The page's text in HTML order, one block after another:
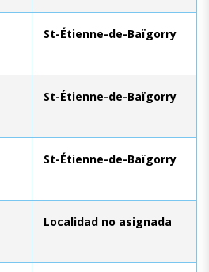
St-Étienne-de-Baïgorry
St-Étienne-de-Baïgorry
St-Étienne-de-Baïgorry
Localidad no asignada